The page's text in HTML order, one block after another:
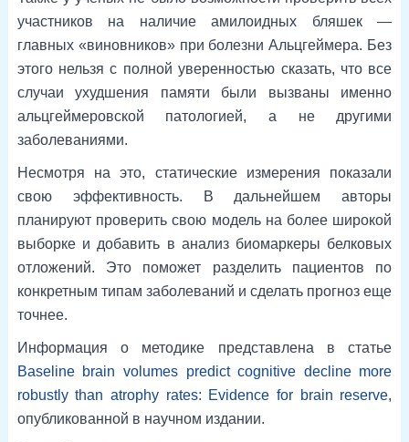
участников на наличие амилоидных бляшек —
главных «виновников» при болезни Альцгеймера. Без
этого нельзя с полной уверенностью сказать, что все
случаи ухудшения памяти были вызваны именно
альцгеймеровской патологией, а не другими
заболеваниями.
Несмотря на это, статические измерения показали
свою эффективность. В дальнейшем авторы
планируют проверить свою модель на более широкой
выборке и добавить в анализ биомаркеры белковых
отложений. Это поможет разделить пациентов по
конкретным типам заболеваний и сделать прогноз еще
точнее.
Информация о методике представлена в статье
Baseline brain volumes predict cognitive decline more
robustly than atrophy rates: Evidence for brain reserve,
опубликованной в научном издании.